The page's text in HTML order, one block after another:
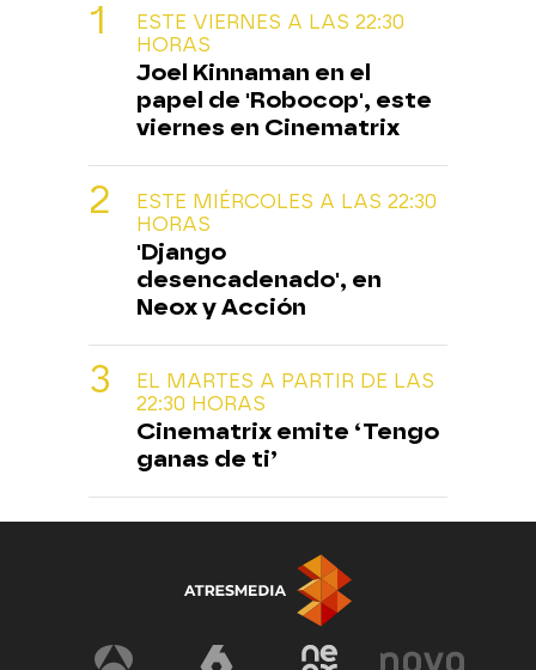
ESTE VIERNES A LAS 22:30
HORAS
Joel Kinnaman en el
papel de 'Robocop', este
viernes en Cinematrix
ESTE MIÉRCOLES A LAS 22:30
HORAS
'Django
desencadenado', en
Neox y Acción
EL MARTES A PARTIR DE LAS
22:30 HORAS
Cinematrix emite ‘Tengo
ganas de ti’